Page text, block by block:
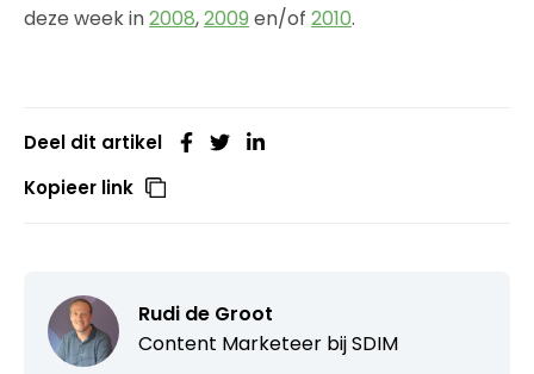
deze week in2008,2009 en/of 2010.
Deel dit artikel
Kopieer link
Rudi de Groot
Content Marketeer bijSDIM